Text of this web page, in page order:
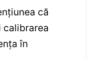
că
calibrarea
în